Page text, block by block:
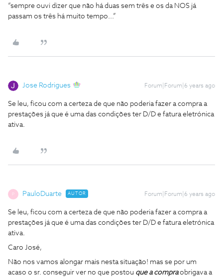
“sempre ouvi dizer que não há duas sem três e os da NOS já
passam os três há muito tempo...”
Jose Rodrigues Forum|Forum|6 years ago
Se leu, ficou com a certeza de que não poderia fazer a compra a
prestações já que é uma das condições ter D/D e fatura eletrónica
ativa.
PauloDuarte AUTOR Forum|Forum|6 years ago
Se leu, ficou com a certeza de que não poderia fazer a compra a
prestações já que é uma das condições ter D/D e fatura eletrónica
ativa.
Caro José,
Não nos vamos alongar mais nesta situação! mas se por um
acaso o sr. conseguir ver no que postou que a compraobrigava a